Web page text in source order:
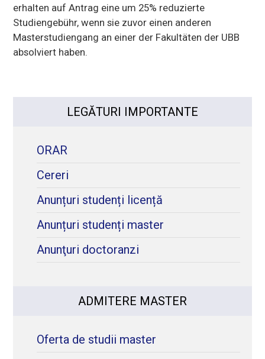
erhalten auf Antrag eine um 25% reduzierte
Studiengebühr, wenn sie zuvor einen anderen
Masterstudiengang an einer der Fakultäten der UBB
absolviert haben.
LEGĂTURI IMPORTANTE
ORAR
Cereri
Anunțuri studenți licență
Anunțuri studenți master
Anunţuri doctoranzi
ADMITERE MASTER
Oferta de studii master